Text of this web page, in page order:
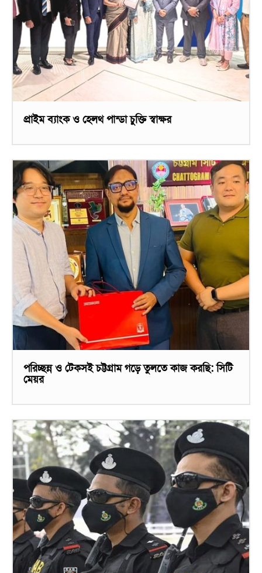
প্রাইম ব্যাংক ও হেলথ পান্ডা চুক্তি স্বাক্ষর
পরিচ্ছন্ন ও টেকসই চট্টগ্রাম গড়ে তুলতে কাজ করছি: সিটি
মেয়র